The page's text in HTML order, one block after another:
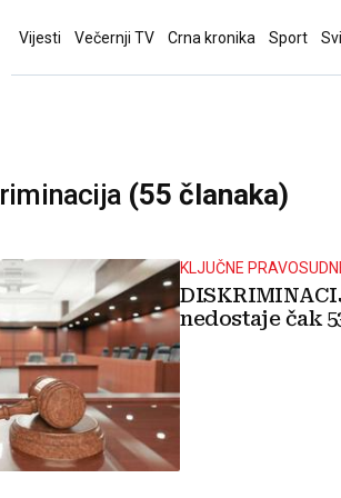
Vijesti Večernji TV Crna kronika Sport
(55 članaka)
KLJUČNE
nedostaje čak